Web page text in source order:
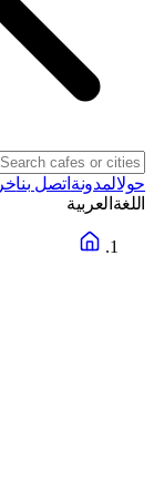
حولالمدونة اتصل بنا
اللغة العربية